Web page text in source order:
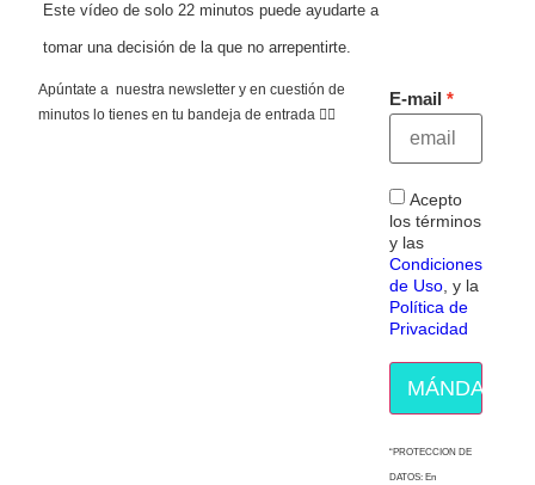
Este vídeo de solo 22 minutos puede ayudarte a
tomar una decisión de la que no arrepentirte.
Apúntate a nuestra newsletter y en cuestión de
minutos lo tienes en tu bandeja de entrada 👇🏻
E-mail
Acepto
los términos
y las
Condiciones
de Uso, y la
Política de
Privacidad
MÁNDAME
“PROTECCION DE
DATOS: En